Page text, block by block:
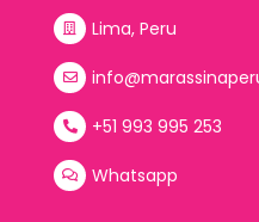
Lima, Peru
+51 993 995 253
Whatsapp